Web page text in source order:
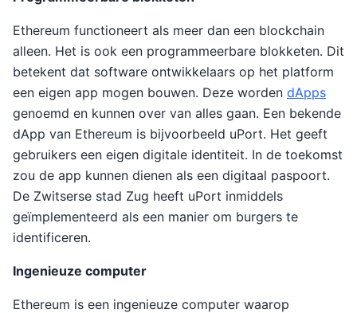
Ethereum functioneert als meer dan een blockchain
alleen. Het is ook een programmeerbare blokketen. Dit
betekent dat software ontwikkelaars op het platform
een eigen app mogen bouwen. Deze worden dApps
genoemd en kunnen over van alles gaan. Een bekende
dApp van Ethereum is bijvoorbeeld uPort. Het geeft
gebruikers een eigen digitale identiteit. In de toekomst
zou de app kunnen dienen als een digitaal paspoort.
De Zwitserse stad Zug heeft uPort inmiddels
geïmplementeerd als een manier om burgers te
identificeren.
Ingenieuze computer
Ethereum is een ingenieuze computer waarop